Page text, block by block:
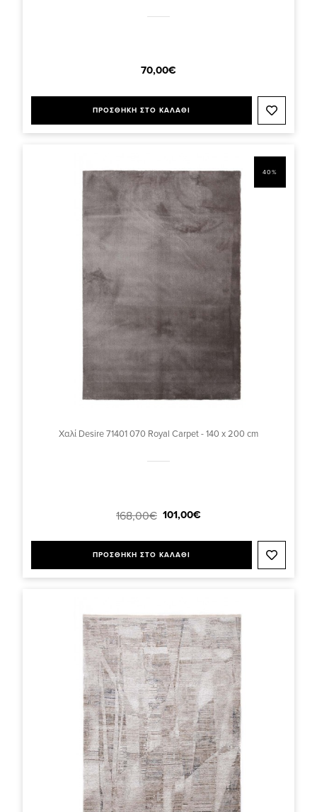
70,00€
ΠΡΟΣΘΗΚΗ ΣΤΟ ΚΑΛΑΘΙ
40%
Χαλί Desire 71401 070 Royal Carpet - 140 x 200 cm
168,00€ 101,00€
ΠΡΟΣΘΗΚΗ ΣΤΟ ΚΑΛΑΘΙ